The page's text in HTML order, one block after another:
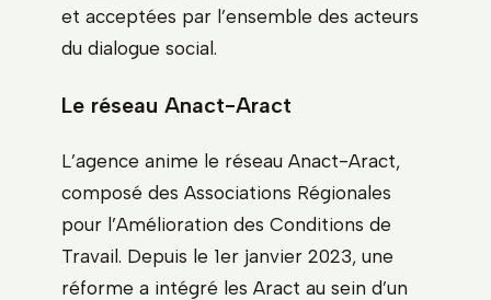
et acceptées par l’ensemble des acteurs
du dialogue social.
Le réseau Anact-Aract
L’agence anime le réseau Anact-Aract,
composé des Associations Régionales
pour l’Amélioration des Conditions de
Travail. Depuis le 1er janvier 2023, une
réforme a intégré les Aract au sein d’un